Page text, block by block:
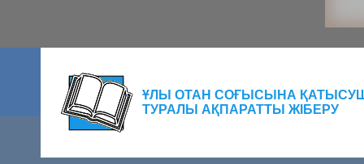
ҰЛЫ ОТАН СОҒЫСЫНА
ТУРАЛЫ АҚПАРАТТЫ ЖІБЕРУ